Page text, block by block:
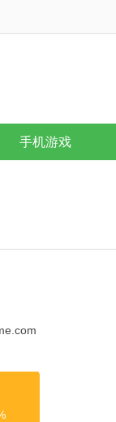
手机游戏